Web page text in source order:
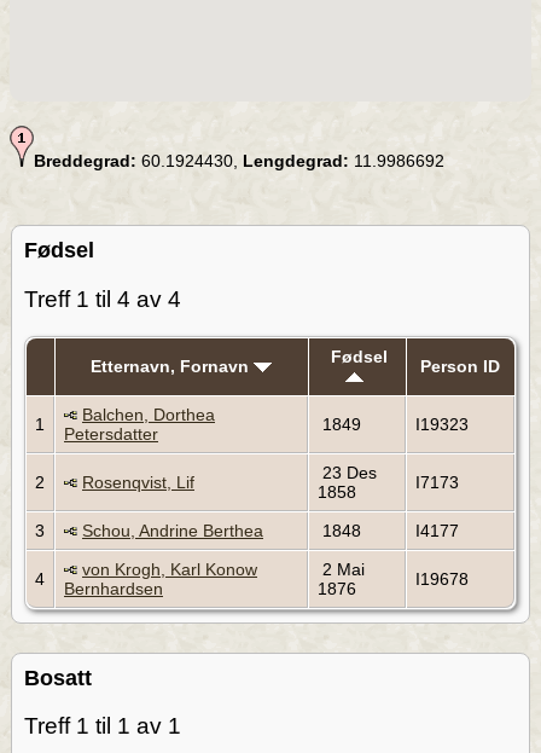
Breddegrad: 60.1924430, Lengdegrad: 11.9986692
Fødsel
Treff 1 til 4 av 4
Etternavn, Fornavn Fødsel Person ID
1
Balchen, Dorthea
Petersdatter
1849 I19323
2 Rosenqvist, Lif
23 Des
1858
I7173
3 Schou, Andrine Berthea 1848 I4177
4
von Krogh, Karl Konow
Bernhardsen
2 Mai
1876
I19678
Bosatt
Treff 1 til 1 av 1